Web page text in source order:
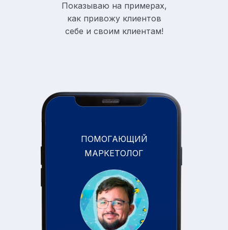
Показываю на примерах,
как привожу клиентов
себе и своим клиентам!
ПОМОГАЮЩИЙ
МАРКЕТОЛОГ